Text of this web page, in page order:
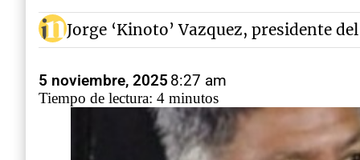
Jorge ‘Kinoto’ Vazquez, presidente
5 noviembre, 2025 8:27 am
Tiempo de lectura: 4 minutos